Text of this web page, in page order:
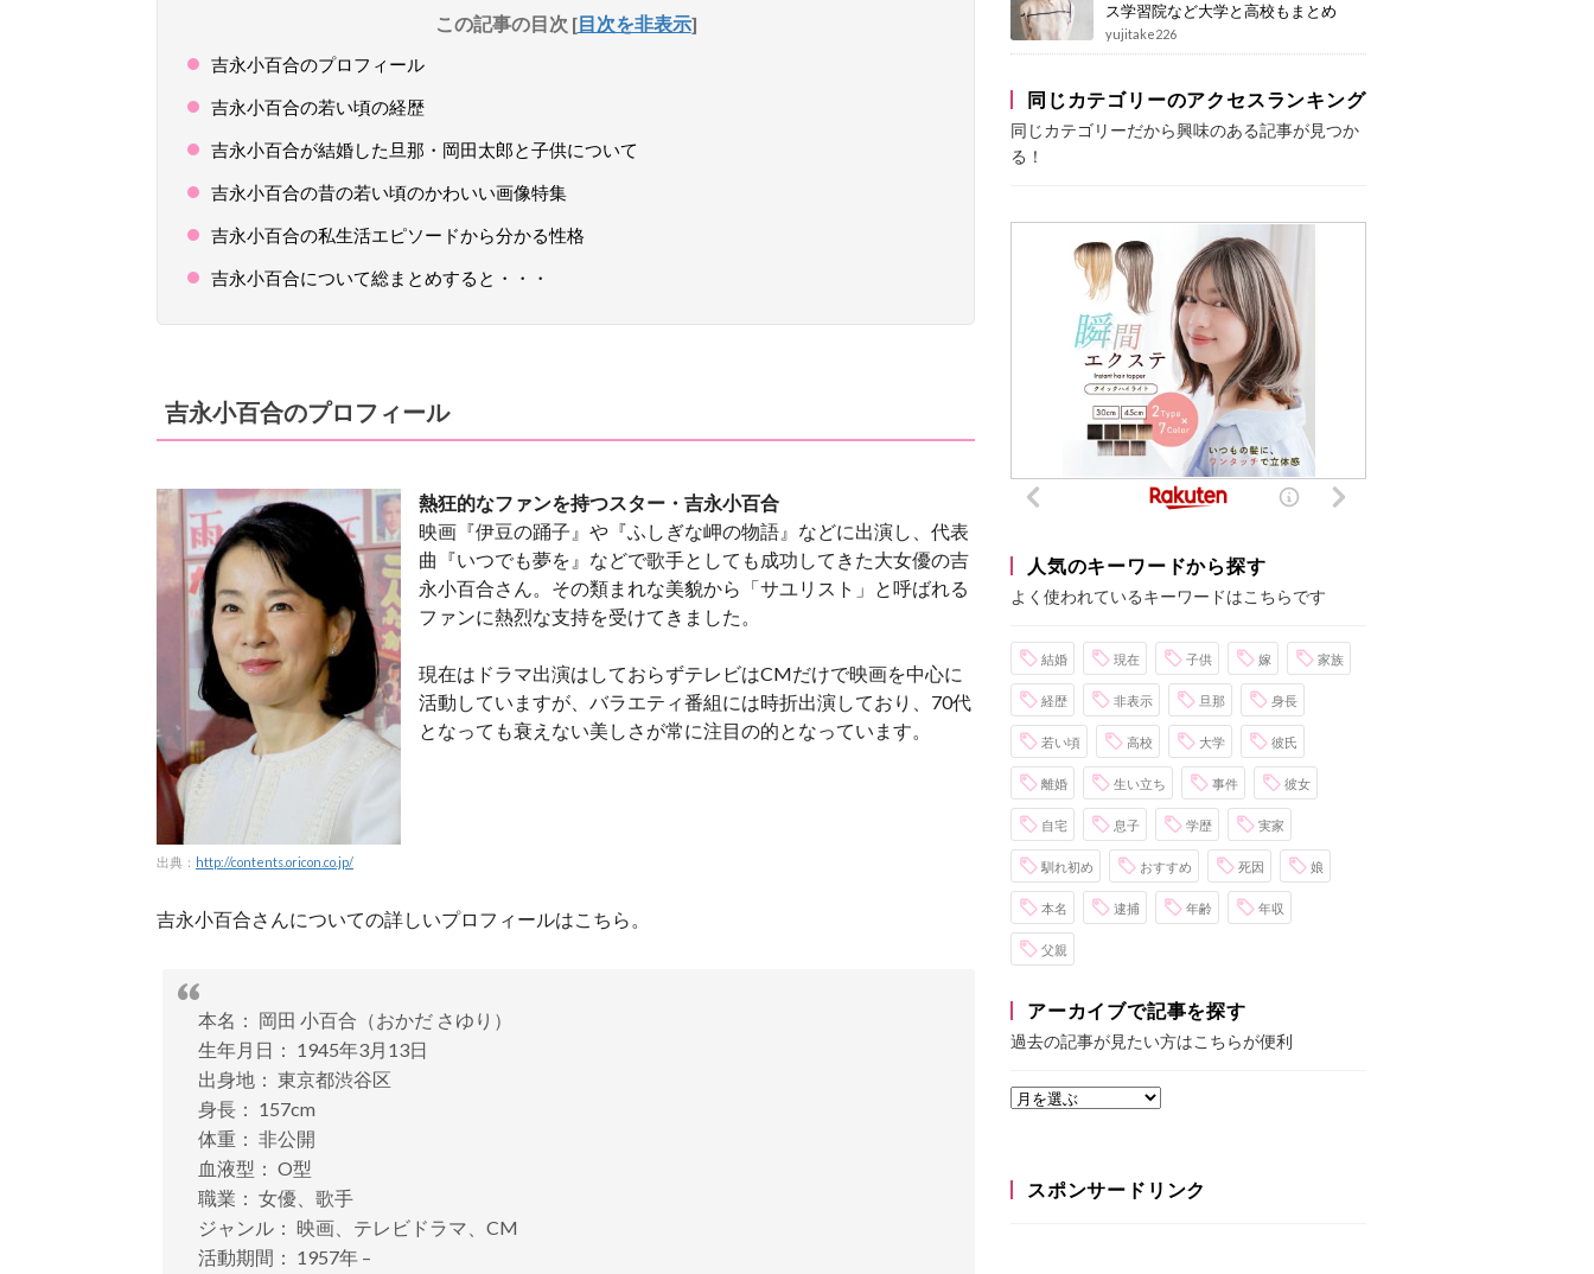
この記事の目次 [目次を非表示]
吉永小百合のプロフィール
吉永小百合の若い頃の経歴
吉永小百合が結婚した旦那・岡田太郎と子供について
吉永小百合の昔の若い頃のかわいい画像特集
吉永小百合の私生活エピソードから分かる性格
吉永小百合について総まとめすると・・・
吉永小百合のプロフィール
出典： http://contents.oricon.co.jp/
熱狂的なファンを持つスター・吉永小百合
映画『伊豆の踊子』や『ふしぎな岬の物語』などに出演し、代表
曲『いつでも夢を』などで歌手としても成功してきた大女優の吉
永小百合さん。その類まれな美貌から「サユリスト」と呼ばれる
ファンに熱烈な支持を受けてきました。
現在はドラマ出演はしておらずテレビはCMだけで映画を中心に
活動していますが、バラエティ番組には時折出演しており、70代
となっても衰えない美しさが常に注目の的となっています。
吉永小百合さんについての詳しいプロフィールはこちら。
本名： 岡田 小百合（おかだ さゆり）
生年月日： 1945年3月13日
出身地： 東京都渋谷区
身長： 157cm
体重： 非公開
血液型： O型
職業： 女優、歌手
ジャンル： 映画、テレビドラマ、CM
活動期間： 1957年 –
ス学習院など大学と高校もまとめ
yujitake226
同じカテゴリーのアクセスランキング
同じカテゴリーだから興味のある記事が見つか
る！
人気のキーワードから探す
よく使われているキーワードはこちらです
結婚 現在 子供 嫁 家族
経歴 非表示 旦那 身長
若い頃 高校 大学 彼氏
離婚 生い立ち 事件 彼女
自宅 息子 学歴 実家
馴れ初め おすすめ 死因 娘
本名 逮捕 年齢 年収
父親
アーカイブで記事を探す
過去の記事が見たい方はこちらが便利
スポンサードリンク